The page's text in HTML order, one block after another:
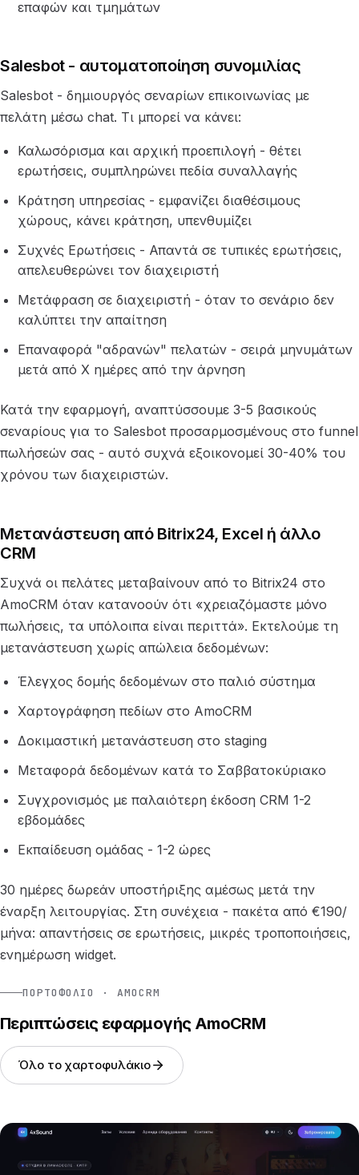
επαφών και τμημάτων
Salesbot - αυτοματοποίηση συνομιλίας
Salesbot - δημιουργός σεναρίων επικοινωνίας με
πελάτη μέσω chat. Τι μπορεί να κάνει:
Καλωσόρισμα και αρχική προεπιλογή - θέτει
ερωτήσεις, συμπληρώνει πεδία συναλλαγής
Κράτηση υπηρεσίας - εμφανίζει διαθέσιμους
χώρους, κάνει κράτηση, υπενθυμίζει
Συχνές Ερωτήσεις - Απαντά σε τυπικές ερωτήσεις,
απελευθερώνει τον διαχειριστή
Μετάφραση σε διαχειριστή - όταν το σενάριο δεν
καλύπτει την απαίτηση
Επαναφορά "αδρανών" πελατών - σειρά μηνυμάτων
μετά από Χ ημέρες από την άρνηση
Κατά την εφαρμογή, αναπτύσσουμε 3-5 βασικούς
σεναρίους για το Salesbot προσαρμοσμένους στο funnel
πωλήσεών σας - αυτό συχνά εξοικονομεί 30-40% του
χρόνου των διαχειριστών.
Μετανάστευση από Bitrix24, Excel ή άλλο
CRM
Συχνά οι πελάτες μεταβαίνουν από το Bitrix24 στο
AmoCRM όταν κατανοούν ότι «χρειαζόμαστε μόνο
πωλήσεις, τα υπόλοιπα είναι περιττά». Εκτελούμε τη
μετανάστευση χωρίς απώλεια δεδομένων:
Έλεγχος δομής δεδομένων στο παλιό σύστημα
Χαρτογράφηση πεδίων στο AmoCRM
Δοκιμαστική μετανάστευση στο staging
Μεταφορά δεδομένων κατά το Σαββατοκύριακο
Συγχρονισμός με παλαιότερη έκδοση CRM 1-2
εβδομάδες
Εκπαίδευση ομάδας - 1-2 ώρες
30 ημέρες δωρεάν υποστήριξης αμέσως μετά την
έναρξη λειτουργίας. Στη συνέχεια - πακέτα από €190/
μήνα: απαντήσεις σε ερωτήσεις, μικρές τροποποιήσεις,
ενημέρωση widget.
ΠΟΡΤΟΦΌΛΙΟ · AMOCRM
Περιπτώσεις εφαρμογής AmoCRM
Όλο το χαρτοφυλάκιο